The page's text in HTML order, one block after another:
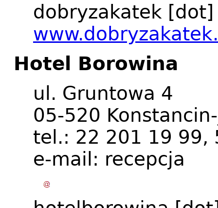
dobryzakatek
Hotel Borowina
ul. Gruntowa 4
05-520
tel.: 22 201 19 99,
e-mail: recepcja